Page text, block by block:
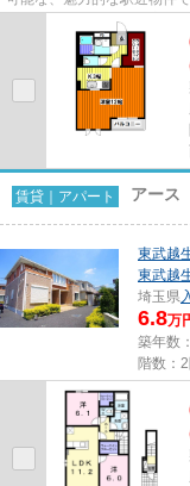
駅あるので移動範囲も広がり
賃貸｜アパート アー
東武越
東武越
埼玉県
6.8万
築年数
階数：